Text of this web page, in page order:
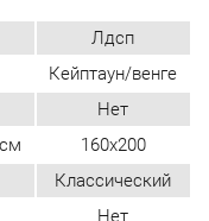
Классический
Нет
Нет
Нет
Нет